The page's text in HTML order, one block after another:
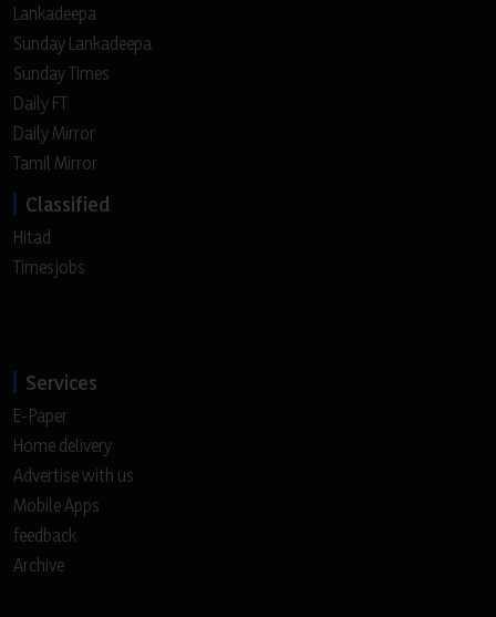
Lankadeepa
Sunday Lankadeepa
Sunday Times
Daily FT
Daily Mirror
Tamil Mirror
Classified
Hitad
Timesjobs
Services
E-Paper
Home delivery
Advertise with us
Mobile Apps
feedback
Archive